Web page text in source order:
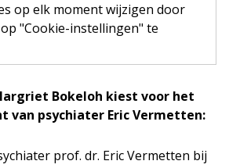
op elk moment wijzigen door
"Cookie-instellingen" te
Bokeloh kiest voor het
van psychiater Eric Vermetten:
prof. dr. Eric Vermetten bij